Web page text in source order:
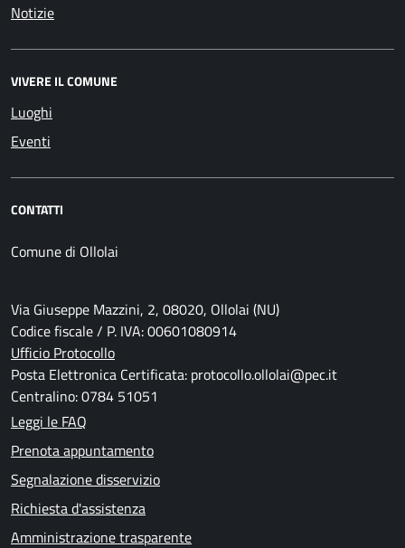
Notizie
VIVERE IL COMUNE
Luoghi
Eventi
CONTATTI
Comune di Ollolai
Via Giuseppe Mazzini, 2, 08020, Ollolai (NU)
Codice fiscale / P. IVA: 00601080914
Ufficio Protocollo
Posta Elettronica Certificata: protocollo.ollolai@pec.it
Centralino: 0784 51051
Leggi le FAQ
Prenota appuntamento
Segnalazione disservizio
Richiesta d'assistenza
Amministrazione trasparente